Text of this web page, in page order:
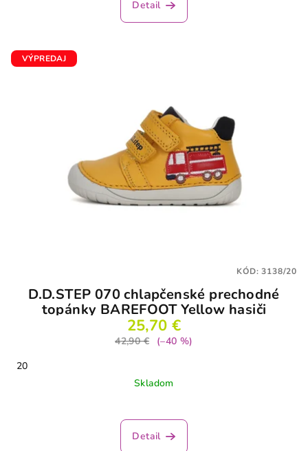
Detail
VÝPREDAJ
D.D.STEP 070 chlapčenské prechodné
topánky BAREFOOT Yellow hasiči
25,70 €
42,90 €
(–40 %)
20
Skladom
hodnotenie
produktu
Detail
KÓD:3138/20